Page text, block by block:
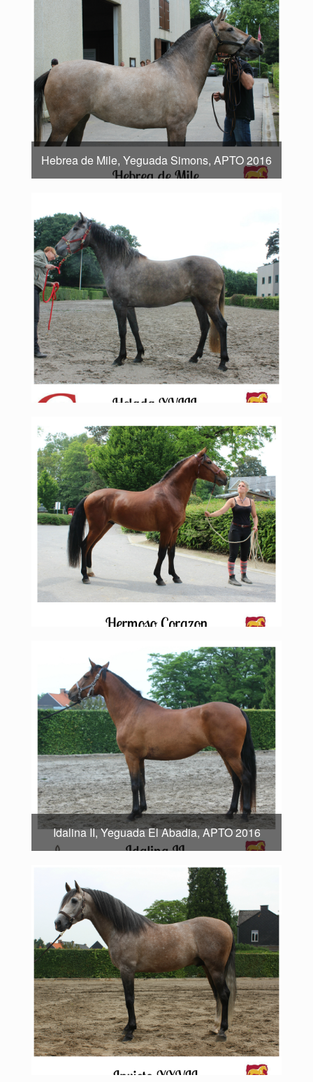
Hebrea de Mile, Yeguada Simons, APTO 2016
Idalina II, Yeguada El Abadia, APTO 2016